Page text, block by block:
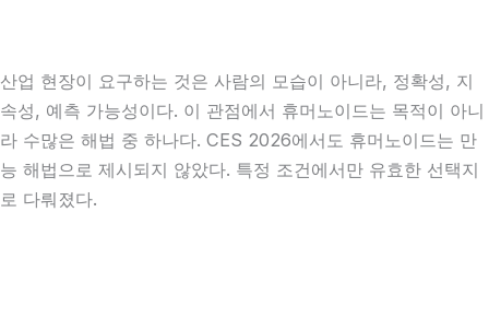
산업 현장이 요구하는 것은 사람의 모습이 아니라, 정확성, 지
속성, 예측 가능성이다. 이 관점에서 휴머노이드는 목적이 아니
라 수많은 해법 중 하나다. CES 2026에서도 휴머노이드는 만
능 해법으로 제시되지 않았다. 특정 조건에서만 유효한 선택지
로 다뤄졌다.